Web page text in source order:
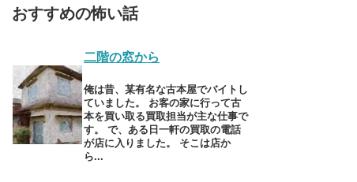
おすすめの怖い話
二階の窓から
俺は昔、某有名な古本屋でバイトし
ていました。 お客の家に行って古
本を買い取る買取担当が主な仕事で
す。 で、ある日一軒の買取の電話
が店に入りました。 そこは店か
ら...